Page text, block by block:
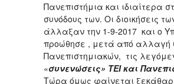
Πανεπιστήμια και ιδιαίτερα
συνόδους των. Οι διοικήσεις
άλλαξαν την 1-9-2017 και ο
προώθησε , μετά από αλλαγή
Πανεπιστημιακών, τις
«συνενώσεις» ΤΕΙ και
Τώρα όμως φαίνεται